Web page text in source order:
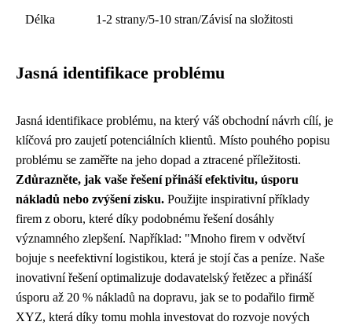
Délka 1-2 strany/5-10 stran/Závisí na složitosti
Jasná identifikace problému
Jasná identifikace problému, na který váš obchodní návrh cílí, je
klíčová pro zaujetí potenciálních klientů. Místo pouhého popisu
problému se zaměřte na jeho dopad a ztracené příležitosti.
Zdůrazněte, jak vaše řešení přináší efektivitu, úsporu
nákladů nebo zvýšení zisku. Použijte inspirativní příklady
firem z oboru, které díky podobnému řešení dosáhly
významného zlepšení. Například: "Mnoho firem v odvětví
bojuje s neefektivní logistikou, která je stojí čas a peníze. Naše
inovativní řešení optimalizuje dodavatelský řetězec a přináší
úsporu až 20 % nákladů na dopravu, jak se to podařilo firmě
XYZ, která díky tomu mohla investovat do rozvoje nových